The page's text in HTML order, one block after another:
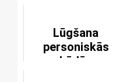
Lūgšana
personiskās
bēdās